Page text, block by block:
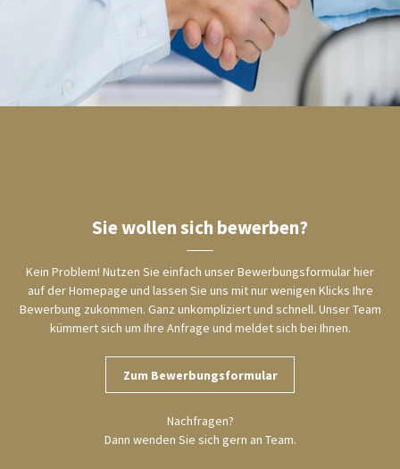
Sie wollen sich bewerben?
Kein Problem! Nutzen Sie einfach unser Bewerbungsformular hier
auf der Homepage und lassen Sie uns mit nur wenigen Klicks Ihre
Bewerbung zukommen. Ganz unkompliziert und schnell. Unser Team
kümmert sich um Ihre Anfrage und meldet sich bei Ihnen.
Zum Bewerbungsformular
Nachfragen?
Dann wenden Sie sich gern an Team.